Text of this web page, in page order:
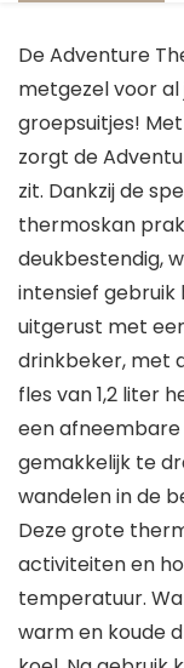
De Adventure
metgezel voor
groepsuitjes!
zorgt de
zit. Dankzij de
thermoskan
deukbestendig,
intensief gebruik
uitgerust met
drinkbeker, met
fles van 1,2 liter
een
gemakkelijk te
wandelen in de
Deze grote
activiteiten en
temperatuur.
warm en koude